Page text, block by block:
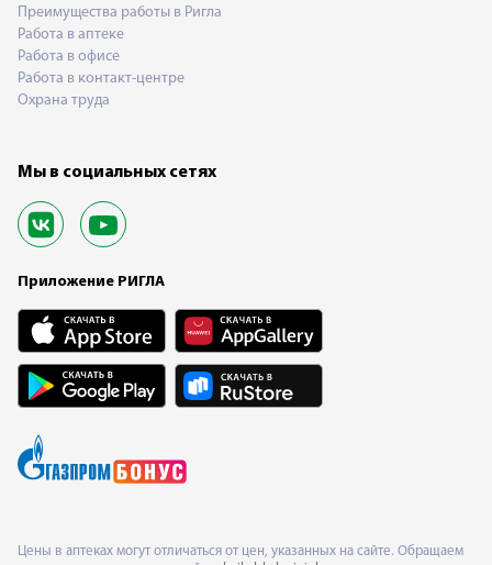
Преимущества работы в Ригла
Работа в аптеке
Работа в офисе
Работа в контакт-центре
Охрана труда
Мы в социальных сетях
Приложение РИГЛА
Цены в аптеках могут отличаться от цен, указанных на сайте. Обращаем